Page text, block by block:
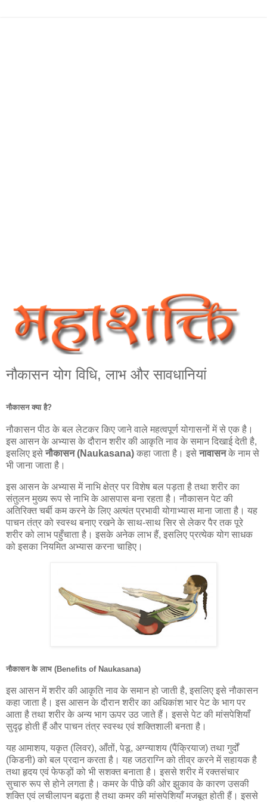
नौकासन योग विधि, लाभ और सावधानियां
नौकासन क्या है?
नौकासन पीठ के बल लेटकर किए जाने वाले महत्वपूर्ण योगासनों में से एक है।
इस आसन के अभ्यास के दौरान शरीर की आकृति नाव के समान दिखाई देती है,
इसलिए इसेनौकासन (Naukasana) कहा जाता है। इसेनावासनके नाम से
भी जाना जाता है।
इस आसन के अभ्यास में नाभि क्षेत्र पर विशेष बल पड़ता है तथा शरीर का
संतुलन मुख्य रूप से नाभि के आसपास बना रहता है। नौकासन पेट की
अतिरिक्त चर्बी कम करने के लिए अत्यंत प्रभावी योगाभ्यास माना जाता है। यह
पाचन तंत्र को स्वस्थ बनाए रखने के साथ-साथ सिर से लेकर पैर तक पूरे
शरीर को लाभ पहुँचाता है। इसके अनेक लाभ हैं, इसलिए प्रत्येक योग साधक
को इसका नियमित अभ्यास करना चाहिए।
नौकासन के लाभ (Benefits of Naukasana)
इस आसन में शरीर की आकृति नाव के समान हो जाती है, इसलिए इसे नौकासन
कहा जाता है। इस आसन के दौरान शरीर का अधिकांश भार पेट के भाग पर
आता है तथा शरीर के अन्य भाग ऊपर उठ जाते हैं। इससे पेट की मांसपेशियाँ
सुदृढ़ होती हैं और पाचन तंत्र स्वस्थ एवं शक्तिशाली बनता है।
यह आमाशय, यकृत (लिवर), आँतों, पेडू, अग्न्याशय (पैंक्रियाज) तथा गुर्दों
(किडनी) को बल प्रदान करता है। यह जठराग्नि को तीव्र करने में सहायक है
तथा हृदय एवं फेफड़ों को भी सशक्त बनाता है। इससे शरीर में रक्तसंचार
सुचारु रूप से होने लगता है। कमर के पीछे की ओर झुकाव के कारण उसकी
शक्ति एवं लचीलापन बढ़ता है तथा कमर की मांसपेशियाँ मजबूत होती हैं। इससे